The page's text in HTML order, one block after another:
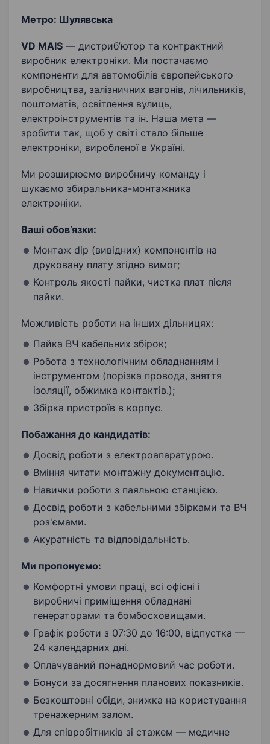
Метро: Шулявська
VD MAIS — дистриб’ютор та контрактний
виробник електроніки. Ми постачаємо
компоненти для автомобілів європейського
виробництва, залізничних вагонів, лічильників,
поштоматів, освітлення вулиць,
електроінструментів та ін. Наша мета —
зробити так, щоб у світі стало більше
електроніки, виробленої в Україні.
Ми розширюємо виробничу команду і
шукаємо збиральника-монтажника
електроніки.
Ваші обов’язки:
Монтаж dip (вивідних) компонентів на
друковану плату згідно вимог;
Контроль якості пайки, чистка плат після
пайки.
Можливість роботи на інших дільницях:
Пайка ВЧ кабельних збірок;
Робота з технологічним обладнанням і
інструментом (порізка провода, зняття
ізоляції, обжимка контактів.);
Збірка пристроїв в корпус.
Побажання до кандидатів:
Досвід роботи з електроапаратурою.
Вміння читати монтажну документацію.
Навички роботи з паяльною станцією.
Досвід роботи з кабельними збірками та ВЧ
роз'ємами.
Акуратність та відповідальність.
Ми пропонуємо:
Комфортні умови праці, всі офісні і
виробничі приміщення обладнані
генераторами та бомбосховищами.
Графік роботи з 07:30 до 16:00, відпустка —
24 календарних дні.
Оплачуваний понаднормовий час роботи.
Бонуси за досягнення планових показників.
Безкоштовні обіди, знижка на користування
тренажерним залом.
Для співробітників зі стажем — медичне